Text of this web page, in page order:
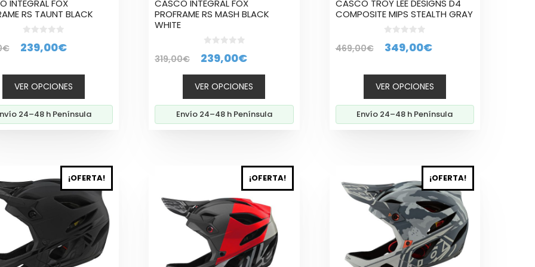
INTEGRAL FOX
RS TAUNT BLACK
d
€
El
original
319,00€.
239,00€El
actual
239,00€.
VER OPCIONES
24–48 h Península
CASCO INTEGRAL FOX
PROFRAME RS MASH BLACK
WHITE
d
319,00€
El
precio
original
era:
319,00€.
239,00€El
precio
actual
es:
239,00€.
VER OPCIONES
página
de
Envío 24–48 h Península
CASCO TROY LEE DESIGNS D4
COMPOSITE MIPS STEALTH GRAY
d
469,00€
El
original
469,00€.
349,00€El
actual
349,00€.
VER OPCIONES
página
Envío 24–48 h Península
¡OFERTA! ¡OFERTA!
tiene
múltiples
variantes.
¡OFERTA!
producto
tiene
múltiples
opciones
se